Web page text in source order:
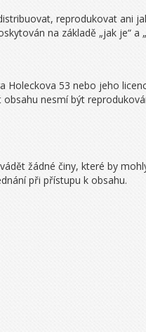
reprodukovat ani
na základě „jak je“ a
Holeckova 53 nebo jeho
nesmí být
žádné činy, které by
při přístupu k obsahu.